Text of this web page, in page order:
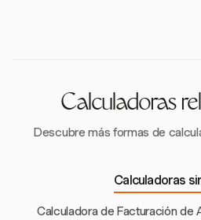
Calculadoras
Descubre más formas de
Calculadoras
Calculadora de Facturación de